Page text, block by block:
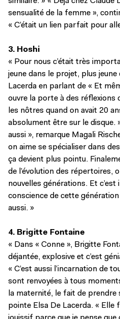
sensualité de la femme »,
« C’était un lien parfait pour
3. Hoshi
« Pour nous c’était très
jeune dans le projet, plus jeune
Lacerda en parlant de « Et
ouvre la porte à des réflexions
les nôtres quand on avait 20
absolument être sur le disque.
aussi », remarque Magali
on aime se spécialiser dans
ça devient plus pointu.
de l’évolution des répertoires,
nouvelles générations. Et c’est
conscience de cette
aussi. »
4. Brigitte Fontaine
« Dans « Conne », Brigitte
déjantée, explosive et c’est
« C’est aussi l’incarnation de
sont renvoyées à tous
la maternité, le fait de prendre
pointe Elsa De Lacerda. « Elle